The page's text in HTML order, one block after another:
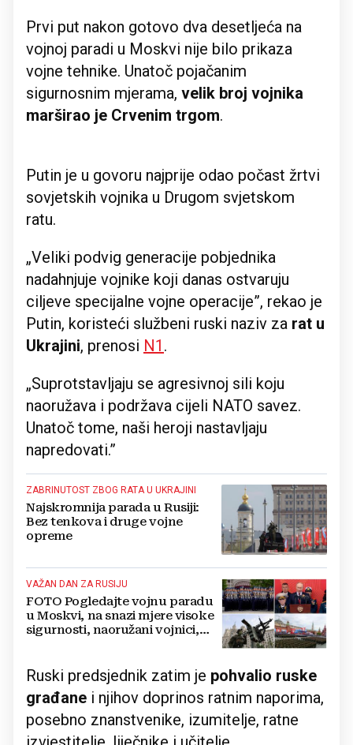
Prvi put nakon gotovo dva desetljeća na
vojnoj paradi u Moskvi nije bilo prikaza
vojne tehnike. Unatoč pojačanim
sigurnosnim mjerama, velik broj vojnika
marširao je Crvenim trgom.
Putin je u govoru najprije odao počast žrtvi
sovjetskih vojnika u Drugom svjetskom
ratu.
„Veliki podvig generacije pobjednika
nadahnjuje vojnike koji danas ostvaruju
ciljeve specijalne vojne operacije”, rekao je
Putin, koristeći službeni ruski naziv za rat u
Ukrajini, prenosi N1 .
„Suprotstavljaju se agresivnoj sili koju
naoružava i podržava cijeli NATO savez.
Unatoč tome, naši heroji nastavljaju
napredovati.”
ZABRINUTOST ZBOG RATA U UKRAJINI
Najskromnija parada u Rusiji:
Bez tenkova i druge vojne
opreme
VAŽAN DAN ZA RUSIJU
FOTO Pogledajte vojnu paradu
u Moskvi, na snazi mjere visoke
sigurnosti, naoružani vojnici,
Ruski predsjednik zatim je pohvalio ruske
građane i njihov doprinos ratnim naporima,
posebno znanstvenike, izumitelje, ratne